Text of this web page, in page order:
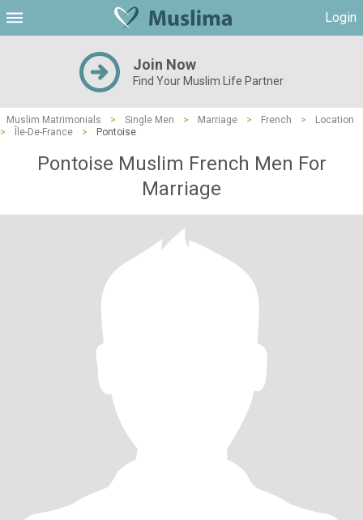
Login
Join Now
Find Your Muslim Life Partner
Muslim Matrimonials > Single Men > Marriage > French >
Location
>
Île-De-France > Pontoise
Pontoise Muslim French Men For
Marriage